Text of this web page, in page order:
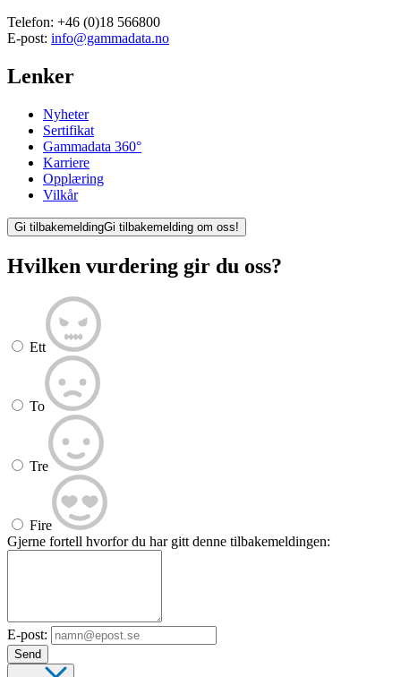
Telefon: +46 (0)18 566800
E-post: info@gammadata.no
Lenker
Nyheter
Sertifikat
Gammadata 360°
Karriere
Opplæring
Vilkår
Gi tilbakemeldingGi tilbakemelding om oss!
Hvilken vurdering gir du oss?
Ett
To
Tre
Fire
Gjerne fortell hvorfor du har gitt denne tilbakemeldingen:
E-post:
Send